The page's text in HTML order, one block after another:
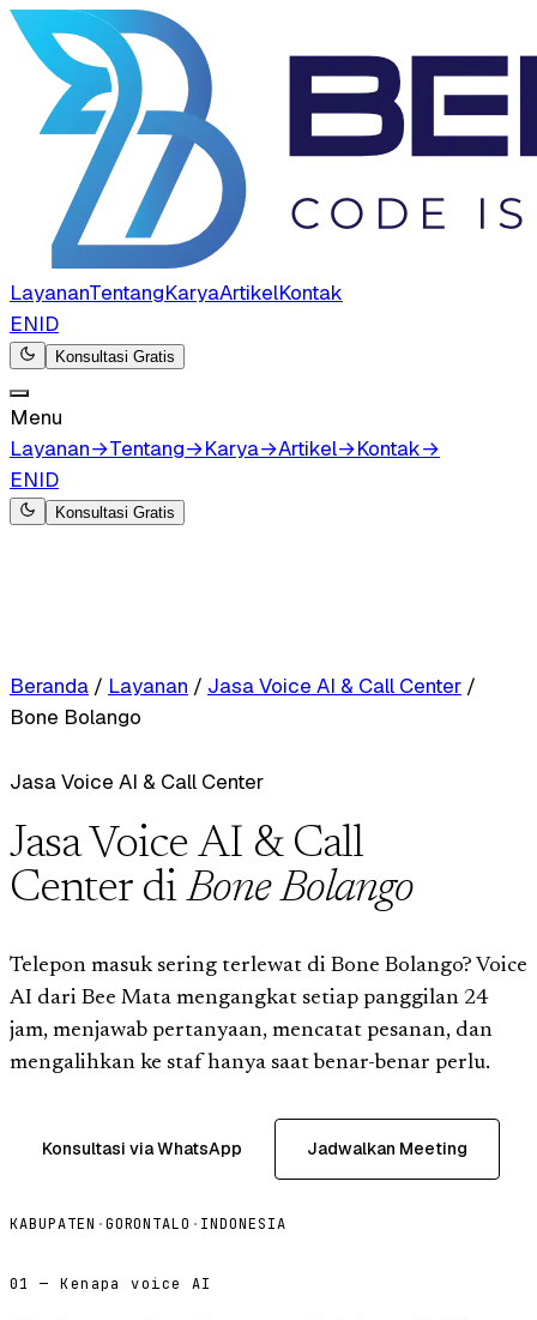
LayananTentangKaryaArtikelKontak
ENID
Konsultasi Gratis
Menu
Layanan→Tentang→Karya→Artikel→Kontak→
ENID
Konsultasi Gratis
Beranda / Layanan / Jasa Voice AI & Call Center /
Bone Bolango
Jasa Voice AI & Call Center
Jasa Voice AI & Call
Center diBone Bolango
Telepon masuk sering terlewat di Bone Bolango? Voice
AI dari Bee Mata mengangkat setiap panggilan 24
jam, menjawab pertanyaan, mencatat pesanan, dan
mengalihkan ke staf hanya saat benar-benar perlu.
Konsultasi via WhatsApp Jadwalkan Meeting
KABUPATEN ·GORONTALO · INDONESIA
01 — Kenapa voice AI